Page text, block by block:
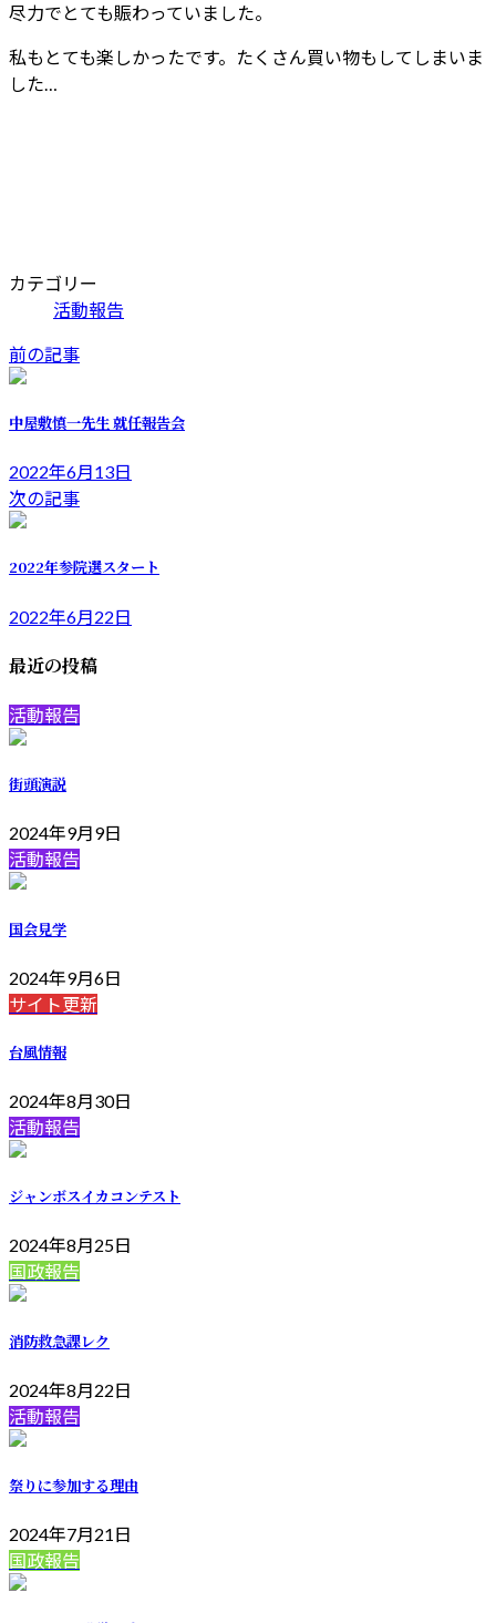
尽力でとても賑わっていました。
私もとても楽しかったです。たくさん買い物もしてしまいま
した…
カテゴリー
活動報告
前の記事
中屋敷慎一先生 就任報告会
2022年6月13日
次の記事
2022年参院選スタート
2022年6月22日
最近の投稿
活動報告
街頭演説
2024年9月9日
活動報告
国会見学
2024年9月6日
サイト更新
台風情報
2024年8月30日
活動報告
ジャンボスイカコンテスト
2024年8月25日
国政報告
消防救急課レク
2024年8月22日
活動報告
祭りに参加する理由
2024年7月21日
国政報告